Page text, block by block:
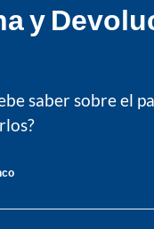
y
saber sobre el